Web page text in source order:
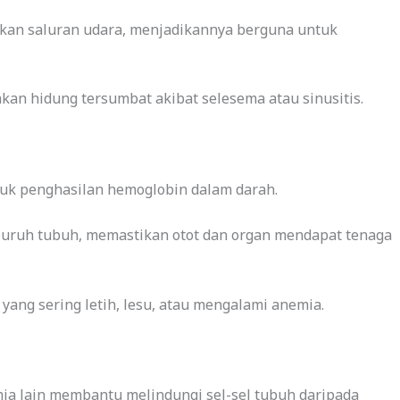
saluran udara, menjadikannya berguna untuk
hidung tersumbat akibat selesema atau sinusitis.
penghasilan hemoglobin dalam darah.
tubuh, memastikan otot dan organ mendapat tenaga
sering letih, lesu, atau mengalami anemia.
lain membantu melindungi sel-sel tubuh daripada